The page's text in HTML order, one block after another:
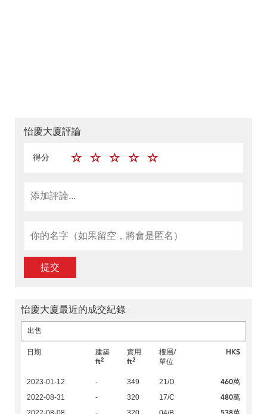
怡慶大廈評論
得分
提交
怡慶大廈最近的成交紀錄
出售
日期
建築
ft2
實用
ft2
樓層/
單位
HK$
2023-01-12 - 349 21/D 460萬
2022-08-31 - 320 17/C 480萬